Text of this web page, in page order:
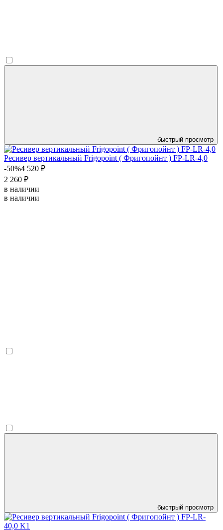
быстрый просмотр
Ресивер вертикальный Frigopoint ( Фригопойнт ) FP-LR-4,0
-50%4 520 ₽
2 260 ₽
в наличии
в наличии
быстрый просмотр